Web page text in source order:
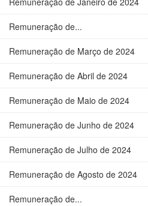
Remuneração de...
Remuneração de Março de 2024
Remuneração de Abril de 2024
Remuneração de Maio de 2024
Remuneração de Junho de 2024
Remuneração de Julho de 2024
Remuneração de Agosto de 2024
Remuneração de...